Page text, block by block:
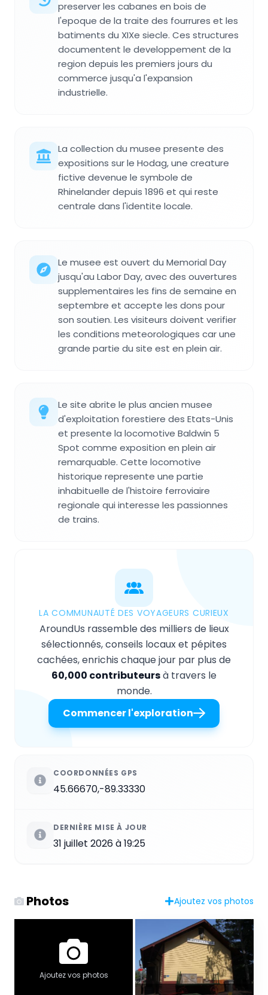
preserver les cabanes en bois de
l'epoque de la traite des fourrures et les
batiments du XIXe siecle. Ces structures
documentent le developpement de la
region depuis les premiers jours du
commerce jusqu'a l'expansion
industrielle.
La collection du musee presente des
expositions sur le Hodag, une creature
fictive devenue le symbole de
Rhinelander depuis 1896 et qui reste
centrale dans l'identite locale.
Le musee est ouvert du Memorial Day
jusqu'au Labor Day, avec des ouvertures
supplementaires les fins de semaine en
septembre et accepte les dons pour
son soutien. Les visiteurs doivent verifier
les conditions meteorologiques car une
grande partie du site est en plein air.
Le site abrite le plus ancien musee
d'exploitation forestiere des Etats-Unis
et presente la locomotive Baldwin 5
Spot comme exposition en plein air
remarquable. Cette locomotive
historique represente une partie
inhabituelle de l'histoire ferroviaire
regionale qui interesse les passionnes
de trains.
LA COMMUNAUTÉ DES VOYAGEURS CURIEUX
AroundUs rassemble des milliers de lieux
sélectionnés, conseils locaux et pépites
cachées, enrichis chaque jour par plus de
60,000 contributeursà travers le
monde.
Commencer l'exploration
COORDONNÉES GPS
45.66670,-89.33330
DERNIÈRE MISE À JOUR
31 juillet 2026 à 19:25
Photos Ajoutez vos photos
Ajoutez vos photos